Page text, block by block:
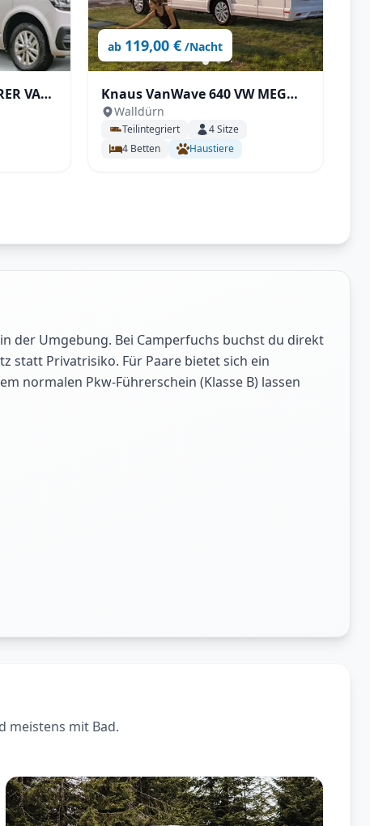
ab 119,00 € /Nacht
Knaus VanWave 640 VW MEG
VANSATION
Walldürn
Teilintegriert 4 Sitze
4 Betten Haustiere
der Umgebung. Bei Camperfuchs buchst du direkt
statt Privatrisiko. Für Paare bietet sich ein
normalen Pkw-Führerschein (Klasse B) lassen
meistens mit Bad.